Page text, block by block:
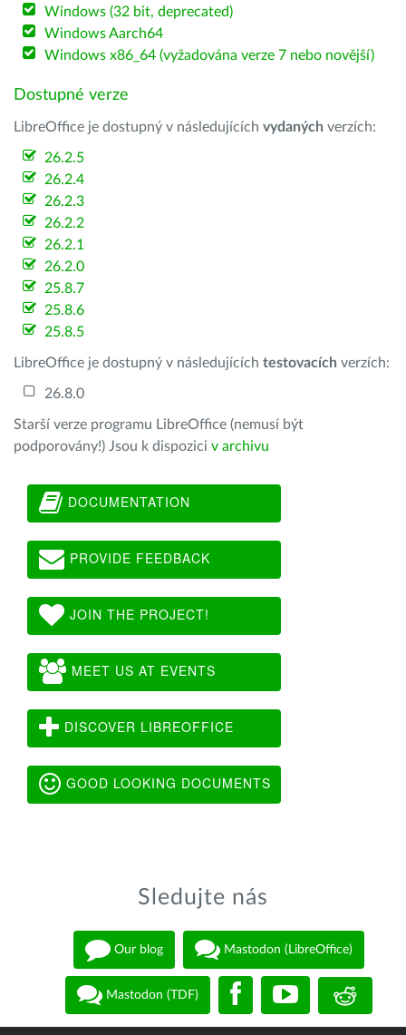
Windows (32 bit, deprecated)
Windows Aarch64
Windows x86_64 (vyžadována verze 7 nebo novější)
Dostupné verze
LibreOffice je dostupný v následujících vydaných verzích:
26.2.5
26.2.4
26.2.3
26.2.2
26.2.1
26.2.0
25.8.7
25.8.6
25.8.5
LibreOffice je dostupný v následujících testovacích verzích:
26.8.0
Starší verze programu LibreOffice (nemusí být
podporovány!) Jsou k dispozici v archivu
DOCUMENTATION
PROVIDE FEEDBACK
JOIN THE PROJECT!
MEET US AT EVENTS
DISCOVER LIBREOFFICE
GOOD LOOKING DOCUMENTS
Sledujte nás
Our blog Mastodon (LibreOffice)
Mastodon (TDF)